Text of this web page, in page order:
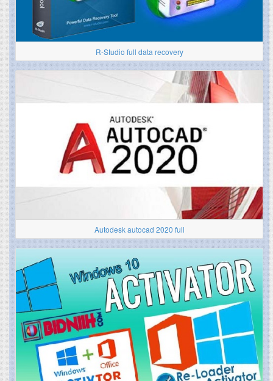
R-Studio full data recovery
Autodesk autocad 2020 full